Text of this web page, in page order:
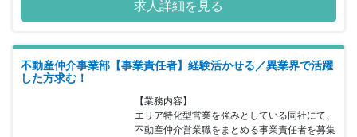
求人詳細を見る
不動産仲介事業部【事業責任者】経験活かせる／異業界で活躍
した方求む！
【業務内容】
エリア特化型営業を強みとしている同社にて、
不動産仲介営業職をまとめる事業責任者を募集